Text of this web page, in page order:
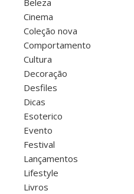
Beleza
Cinema
Coleção nova
Comportamento
Cultura
Decoração
Desfiles
Dicas
Esoterico
Evento
Festival
Lançamentos
Lifestyle
Livros